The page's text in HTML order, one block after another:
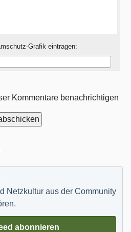
Grafik eintragen:
Kommentare benachrichtigen
Netzkultur aus der Community
abonnieren